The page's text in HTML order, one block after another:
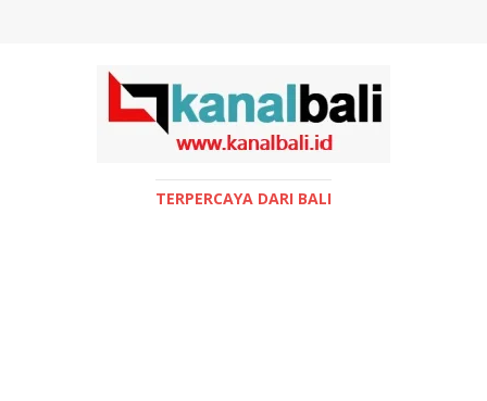
TERPERCAYA DARI BALI